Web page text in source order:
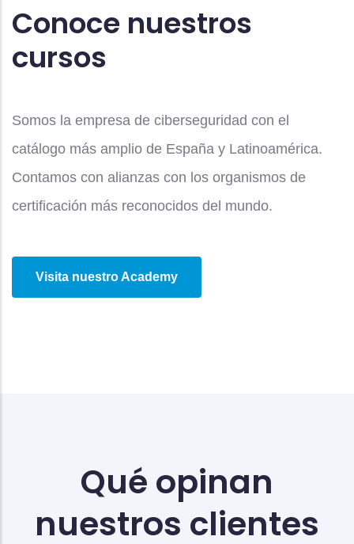
Conoce nuestros
cursos
Somos la empresa de ciberseguridad con el
catálogo más amplio de España y Latinoamérica.
Contamos con alianzas con los organismos de
certificación más reconocidos del mundo.
Visita nuestro Academy
Qué opinan
nuestros clientes